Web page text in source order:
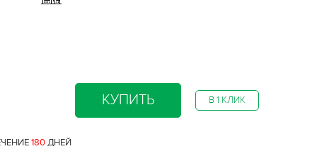
КУПИТЬ В 1 КЛИК
180ДНЕЙ